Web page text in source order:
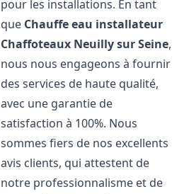
pour les installations. En tant
que Chauffe eau installateur
Chaffoteaux Neuilly sur Seine,
nous nous engageons à fournir
des services de haute qualité,
avec une garantie de
satisfaction à 100%. Nous
sommes fiers de nos excellents
avis clients, qui attestent de
notre professionnalisme et de